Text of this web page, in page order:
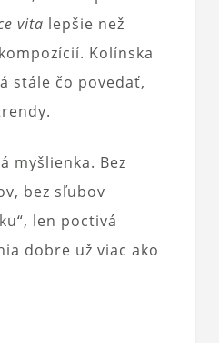
vita lepšie než
Kolínska
stále čo povedať,
myšlienka. Bez
bez sľubov
len poctivá
dobre už viac ako